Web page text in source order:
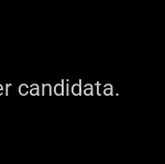
candidata.